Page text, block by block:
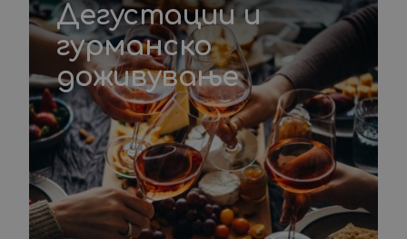
Дегустации и
гурманско
доживување